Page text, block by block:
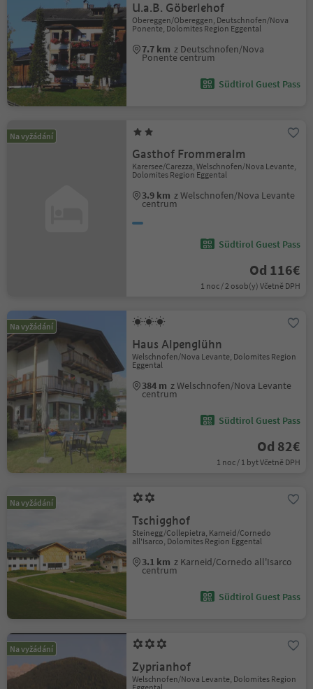
U.a.B. Göberlehof
Obereggen/Obereggen, Deutschnofen/Nova
Ponente, Dolomites Region Eggental
7.7 km z Deutschnofen/Nova
Ponente centrum
Südtirol Guest Pass
Na vyžádání
Gasthof Frommeralm
Karersee/Carezza, Welschnofen/Nova Levante,
Dolomites Region Eggental
3.9 km z Welschnofen/Nova Levante
centrum
Südtirol Guest Pass
Od 116€
1 noc / 2 osob(y) Včetně DPH
Na vyžádání
Haus Alpenglühn
Welschnofen/Nova Levante, Dolomites Region
Eggental
384 m z Welschnofen/Nova Levante
centrum
Südtirol Guest Pass
Od 82€
1 noc / 1 byt Včetně DPH
Na vyžádání
Tschigghof
Steinegg/Collepietra, Karneid/Cornedo
all'Isarco, Dolomites Region Eggental
3.1 km z Karneid/Cornedo all'Isarco
centrum
Südtirol Guest Pass
Na vyžádání
Zyprianhof
Welschnofen/Nova Levante, Dolomites Region